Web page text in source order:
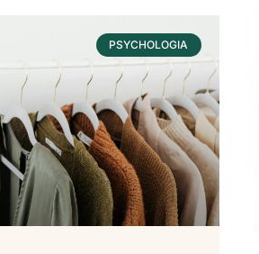
PSYCHOLOGIA